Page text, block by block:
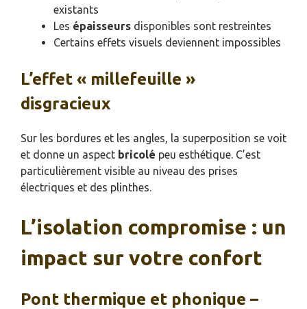
existants
Les épaisseurs disponibles sont restreintes
Certains effets visuels deviennent impossibles
L’effet « millefeuille »
disgracieux
Sur les bordures et les angles, la superposition se voit
et donne un aspect bricolé peu esthétique. C’est
particulièrement visible au niveau des prises
électriques et des plinthes.
L’isolation compromise : un
impact sur votre confort
Pont thermique et phonique –